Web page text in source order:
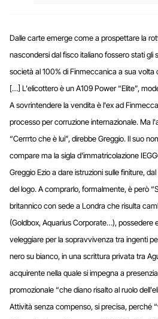
Dalle carte emerge come a prospettare la
nascondersi dal fisco italiano fossero stati gli
società al 100% di Finmeccanica a sua volta
[…] L'elicottero è un A109 Power “Elite”,
A sovrintendere la vendita è l'ex ad
processo per corruzione internazionale. Ma
“Cerrrto che è lui”, direbbe Greggio. Il suo
compare ma la sigla d'immatricolazione
Greggio Ezio a dare istruzioni sulle finiture,
del logo. A comprarlo, formalmente, è però
britannico con sede a Londra che risulta
(Goldbox, Aquarius Corporate…),
veleggiare per la sopravvivenza tra ingenti
nero su bianco, in una scrittura privata tra
acquirente nella quale si impegna a
promozionale “che diano risalto al ruolo
Attività senza compenso, si precisa, perché